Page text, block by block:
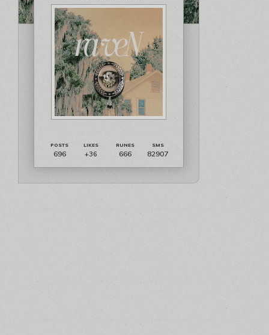
696 +36 666 82907